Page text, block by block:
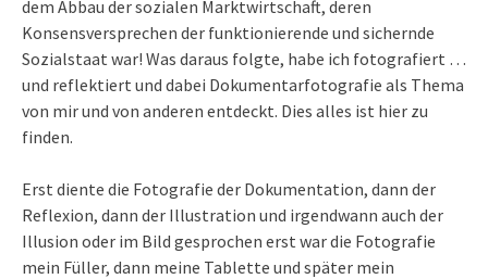
dem Abbau der sozialen Marktwirtschaft, deren
Konsensversprechen der funktionierende und sichernde
Sozialstaat war! Was daraus folgte, habe ich fotografiert …
und reflektiert und dabei Dokumentarfotografie als Thema
von mir und von anderen entdeckt. Dies alles ist hier zu
finden.
Erst diente die Fotografie der Dokumentation, dann der
Reflexion, dann der Illustration und irgendwann auch der
Illusion oder im Bild gesprochen erst war die Fotografie
mein Füller, dann meine Tablette und später mein